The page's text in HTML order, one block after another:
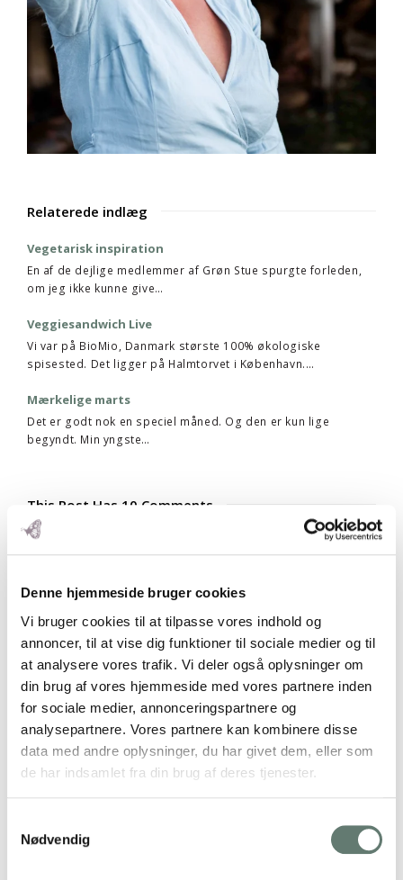
Denne hjemmeside bruger cookies
Vi bruger cookies til at tilpasse vores indhold og
annoncer, til at vise dig funktioner til sociale medier og til
at analysere vores trafik. Vi deler også oplysninger om
din brug af vores hjemmeside med vores partnere inden
for sociale medier, annonceringspartnere og
analysepartnere. Vores partnere kan kombinere disse
data med andre oplysninger, du har givet dem, eller som
de har indsamlet fra din brug af deres tjenester.
Nødvendig
Relaterede indlæg
Vegetarisk inspiration
En af de dejlige medlemmer af Grøn Stue spurgte forleden,
om jeg ikke kunne give…
Veggiesandwich Live
Vi var på BioMio, Danmark største 100% økologiske
spisested. Det ligger på Halmtorvet i København.…
Mærkelige marts
Det er godt nok en speciel måned. Og den er kun lige
begyndt. Min yngste…
This Post Has 10 Comments
Læser for 1. gang på din blog, og må lige give
dig et par ord med på vejen.
Da jeg kan se vi har oplevet det samme, en
rigtig ubehagelig ting, og man bliver så gal på
det fjols, håber ikke du har fået piskesmæld,
for det med den hovedpine er bestemt ikke
sjovt når det bliver permanent… held og lykke.